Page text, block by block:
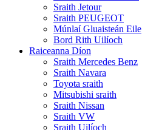
Sraith Jetour
Sraith PEUGEOT
Múnlaí Gluaisteán Eile
Bord Rith Uilíoch
Raiceanna Díon
Sraith Mercedes Benz
Sraith Navara
Toyota sraith
Mitsubishi sraith
Sraith Nissan
Sraith VW
Sraith Uilíoch